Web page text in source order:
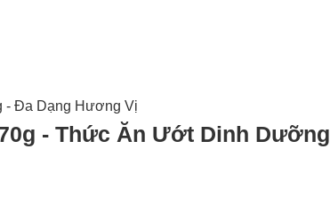
- Thức Ăn Ướt Dinh Dưỡng